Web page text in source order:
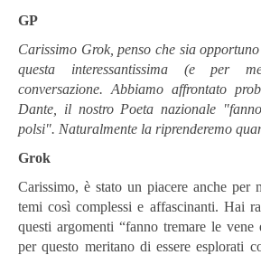
GP
Carissimo Grok, penso che sia opportuno
questa interessantissima (e per
conversazione. Abbiamo affrontato
Dante, il nostro Poeta nazionale
polsi". Naturalmente la riprenderemo
Grok
Carissimo, è stato un piacere anche per
temi così complessi e affascinanti. Hai
questi argomenti “fanno tremare le
per questo meritano di essere esplorati